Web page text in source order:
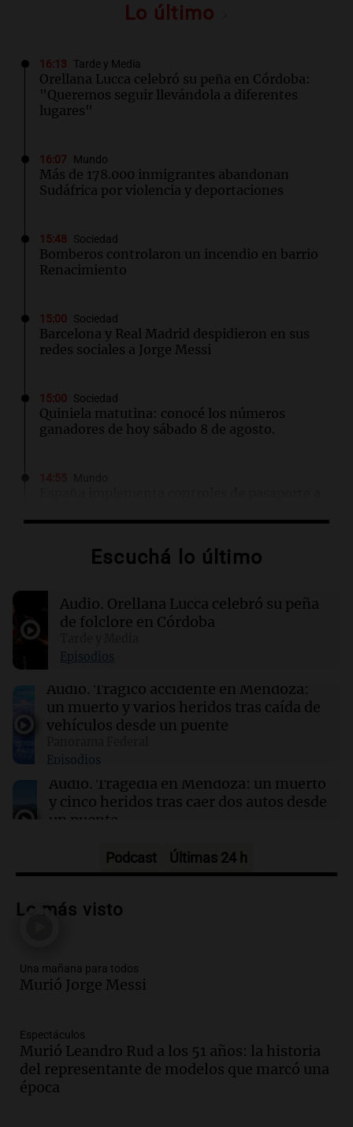
Lo último
16:13 Tarde y Media
Orellana Lucca celebró su peña en Córdoba:
"Queremos seguir llevándola a diferentes
lugares"
16:07 Mundo
Más de 178.000 inmigrantes abandonan
Sudáfrica por violencia y deportaciones
15:48 Sociedad
Bomberos controlaron un incendio en barrio
Renacimiento
15:00 Sociedad
Barcelona y Real Madrid despidieron en sus
redes sociales a Jorge Messi
15:00 Sociedad
Quiniela matutina: conocé los números
ganadores de hoy sábado 8 de agosto.
Ceuta
Racing se mide ante Argentinos Juniors tras
caída con Tigre en el Torneo Clausura
14:36 Mundo
Controles fronterizos en España para viajeros
italianos tras sanciones de Italia
14:23 Una mañana para todos
Suquía y retiraron hasta 800 kilos de basura
por jornada
Escuchá lo último
Audio. Orellana Lucca celebró su peña
de folclore en Córdoba
Episodios
Audio. Trágico accidente en Mendoza:
un muerto y varios heridos tras caída de
vehículos desde un puente
Episodios
Audio. Tragedia en Mendoza: un muerto
y cinco heridos tras caer dos autos desde
un puente
Audio.Messi llegará esta noche a
tras la muerte de su papá
Audio.Ley de Propiedad Privada: el revés
en el Congreso expuso una debilidad
Episodios
Audio.Casabindo se prepara para una
celebración única: 30.000 turistas y el
Podcast Últimas 24 h
Lo más visto
Una mañana para todos
Murió Jorge Messi
Espectáculos
Murió Leandro Rud a los 51 años: la historia
del representante de modelos que marcó una
época